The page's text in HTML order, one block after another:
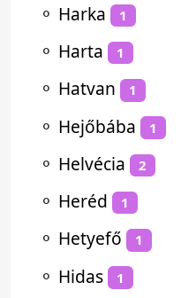
⚬ Harka 1
⚬ Harta 1
⚬ Hatvan 1
⚬ Hejőbába 1
⚬ Helvécia 2
⚬ Heréd 1
⚬ Hetyefő 1
⚬ Hidas 1